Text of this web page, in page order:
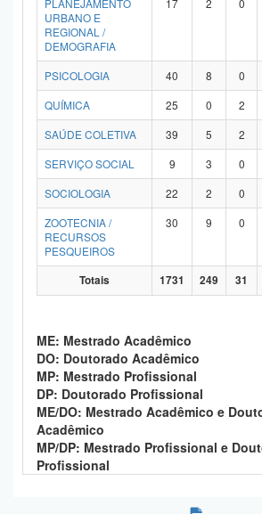
PLANEJAMENTO
URBANO E
REGIONAL /
DEMOGRAFIA
17 2 0
PSICOLOGIA 40 8 0
QUÍMICA
25 0 2
SAÚDE COLETIVA
39 5 2
SERVIÇO SOCIAL
9 3 0
SOCIOLOGIA
22 2 0
ZOOTECNIA /
RECURSOS
PESQUEIROS
30 9 0
Totais 1731 249 31
ME: Mestrado Acadêmico
DO: Doutorado Acadêmico
MP: Mestrado Profissional
DP: Doutorado Profissional
ME/DO: Mestrado Acadêmico e
Acadêmico
MP/DP: Mestrado Profissional e
Profissional